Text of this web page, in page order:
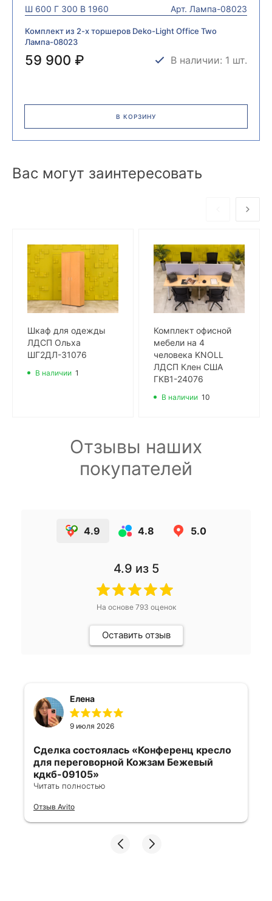
Ш 600 Г 300 В 1960 Арт. Лампа-08023
Комплект из 2-х торшеров Deko-Light Office Two
Лампа-08023
59 900 ₽ В наличии: 1 шт.
В КОРЗИНУ
Вас могут заинтересовать
Шкаф для одежды
ЛДСП Ольха
ШГ2ДЛ-31076
В наличии 1
Комплект офисной
мебели на 4
человека KNOLL
ЛДСП Клен США
ГКВ1-24076
В наличии 10
Отзывы наших
покупателей
4.9 4.8 5.0
4.9 из 5
На основе 793 оценок
Оставить отзыв
Елена
9 июля 2026
Сделка состоялась «Конференц кресло
для переговорной Кожзам Бежевый
кдкб-09105»
ответы очень быстрые, всегда на связи.
Все подробно сфотографировали перед
складах их переместили на один. Так же
Читать полностью
Отзыв Avito